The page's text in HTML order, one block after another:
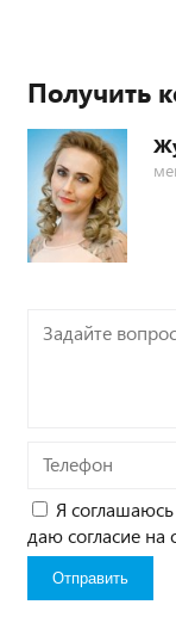
Получить
Задайте
вопрос*
Телефон
Я соглашаюсь
даю согласие